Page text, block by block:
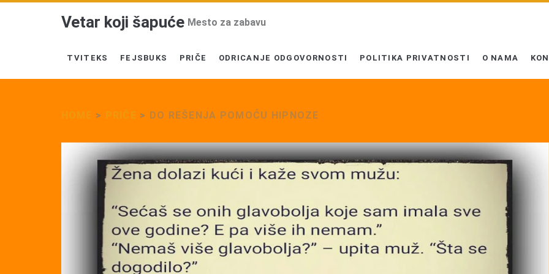
Vetar koji šapuće Mesto za zabavu
TVITEKS FEJSBUKS PRIČE ODRICANJE ODGOVORNOSTI POLITIKA PRIVATNOSTI O NAMA
> > DO REŠENJA POMOĆU HIPNOZE